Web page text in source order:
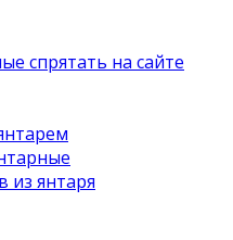
спрятать на сайте
из янтаря